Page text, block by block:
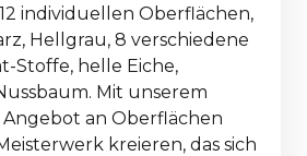
individuellen Oberflächen,
Hellgrau, 8 verschiedene
Stoffe, helle Eiche,
Mit unserem
an Oberflächen
kreieren, das sich